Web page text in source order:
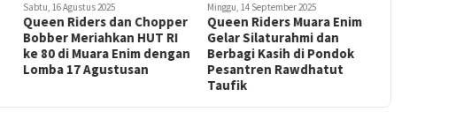
Sabtu, 16 Agustus 2025
Queen Riders dan Chopper
Bobber Meriahkan HUT RI
ke 80 di Muara Enim dengan
Lomba 17 Agustusan
Minggu, 14 September 2025
Queen Riders Muara Enim
Gelar Silaturahmi dan
Berbagi Kasih di Pondok
Pesantren Rawdhatut
Taufik